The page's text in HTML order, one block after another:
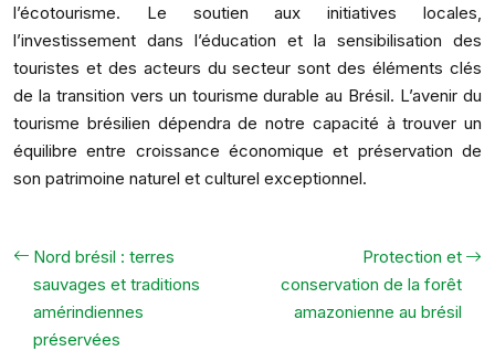
l’écotourisme. Le soutien aux initiatives locales,
l’investissement dans l’éducation et la sensibilisation des
touristes et des acteurs du secteur sont des éléments clés
de la transition vers un tourisme durable au Brésil. L’avenir du
tourisme brésilien dépendra de notre capacité à trouver un
équilibre entre croissance économique et préservation de
son patrimoine naturel et culturel exceptionnel.
Nord brésil : terres
sauvages et traditions
amérindiennes
préservées
Protection et
conservation de la forêt
amazonienne au brésil